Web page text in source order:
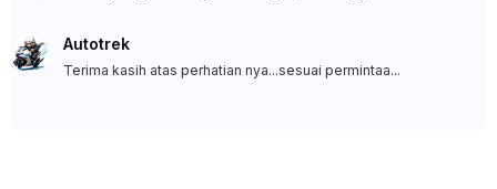
Autotrek
Terima kasih atas perhatian nya...sesuai permintaa...